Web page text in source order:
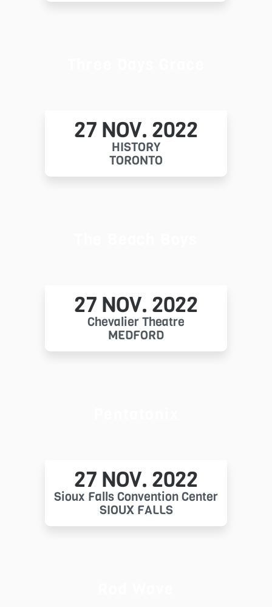
27 NOV. 2022
HISTORY
TORONTO
27 NOV. 2022
Chevalier Theatre
MEDFORD
27 NOV. 2022
Sioux Falls Convention Center
SIOUX FALLS